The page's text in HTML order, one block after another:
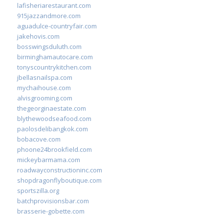
lafisheriarestaurant.com
915jazzandmore.com
aguadulce-countryfair.com
jakehovis.com
bosswingsduluth.com
birminghamautocare.com
tonyscountrykitchen.com
jbellasnailspa.com
mychaihouse.com
alvisgrooming.com
thegeorginaestate.com
blythewoodseafood.com
paolosdelibangkok.com
bobacove.com
phoone24brookfield.com
mickeybarmama.com
roadwayconstructioninc.com
shopdragonflyboutique.com
sportszilla.org
batchprovisionsbar.com
brasserie-gobette.com